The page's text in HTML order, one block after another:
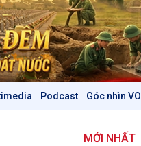
Podcast Góc nhìn
MỚI NHẤT